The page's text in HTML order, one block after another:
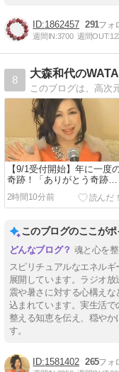
1862457 291
週間IN:3700 週間OUT:
8
大森和代の
【9/1受付開始】年に一度
奇跡！「ありがとう奇跡の
プレミアムセミナー2026」
開催決定！
2時間10分前
このブログのここがポ
魂と心を
スピリチュアルなエネル
展開しています。ラジオ
震や暑さに対する心構え
込まれています。実生活
整える知恵を伝え、穏や
す。
1581402 265